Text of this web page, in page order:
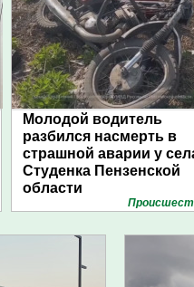
Молодой водитель
разбился насмерть в
страшной аварии у
Студенка Пензенской
области